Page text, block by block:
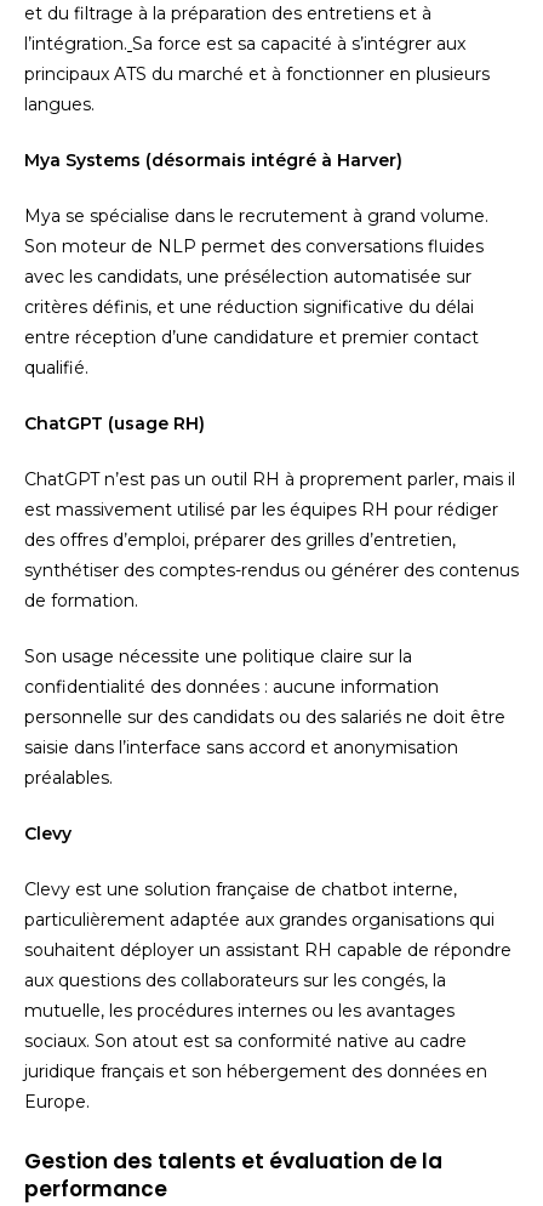
et du filtrage à la préparation des entretiens et à
l’intégration. Sa force est sa capacité à s’intégrer aux
principaux ATS du marché et à fonctionner en plusieurs
langues.
Mya Systems (désormais intégré à Harver)
Mya se spécialise dans le recrutement à grand volume.
Son moteur de NLP permet des conversations fluides
avec les candidats, une présélection automatisée sur
critères définis, et une réduction significative du délai
entre réception d’une candidature et premier contact
qualifié.
ChatGPT (usage RH)
ChatGPT n’est pas un outil RH à proprement parler, mais il
est massivement utilisé par les équipes RH pour rédiger
des offres d’emploi, préparer des grilles d’entretien,
synthétiser des comptes-rendus ou générer des contenus
de formation.
Son usage nécessite une politique claire sur la
confidentialité des données : aucune information
personnelle sur des candidats ou des salariés ne doit être
saisie dans l’interface sans accord et anonymisation
préalables.
Clevy
Clevy est une solution française de chatbot interne,
particulièrement adaptée aux grandes organisations qui
souhaitent déployer un assistant RH capable de répondre
aux questions des collaborateurs sur les congés, la
mutuelle, les procédures internes ou les avantages
sociaux. Son atout est sa conformité native au cadre
juridique français et son hébergement des données en
Europe.
Gestion des talents et évaluation de la
performance